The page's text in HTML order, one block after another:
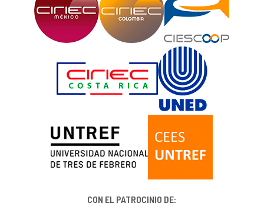
CON EL PATROCINIO DE: